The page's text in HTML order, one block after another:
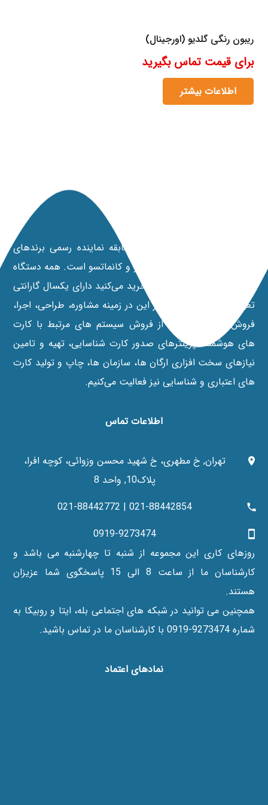
ریبون رنگی گلدیو (اورجینال)
برای قیمت تماس بگیرید
اطلاعات بیشتر
شرکت مانی کارت با 20 سال سابقه نماینده رسمی برندهای
پرینترهای داسکام، نیسکا، فارگو و کانماتسو است. همه دستگاه‌
هایی که از نمایندگی رسمی خرید می‌کنید دارای یکسال گارانتی
تعویض می‌باشند. علاوه بر این در زمينه مشاوره، طراحی، اجرا،
فروش و خدمات پس از فروش سیستم های مرتبط با کارت
های هوشمند، پرينترهای صدور کارت شناسایی، تهیه و تامین
نیازهای سخت افزاری ارگان ها، سازمان ها، چاپ و تولید کارت
های اعتباری و شناسایی نیز فعالیت می‌کنیم.
اطلاعات تماس
تهران, خ مطهری، خ شهید محسن وزوائی، کوچه افرا،
پلاک10, واحد 8
021-88442854 | 021-88442772
0919-9273474
روزهای کاری این مجموعه از شنبه تا چهارشنبه می باشد و
کارشناسان ما از ساعت 8 الی 15 پاسخگوی شما عزیزان
هستند.
همچنین می توانید در شبکه های اجتماعی بله، ایتا و روبیکا به
شماره 9273474-0919 با کارشناسان ما در تماس باشید.
نماد‌های اعتماد